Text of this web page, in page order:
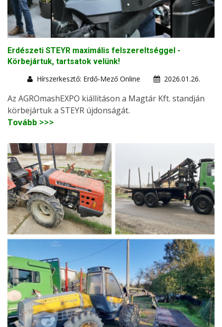
Erdészeti STEYR maximális felszereltséggel -
Körbejártuk, tartsatok velünk!
Hírszerkesztő: Erdő-Mező Online
2026.01.26.
Az AGROmashEXPO kiállításon a Magtár Kft. standján
körbejártuk a STEYR újdonságát.
Tovább >>>